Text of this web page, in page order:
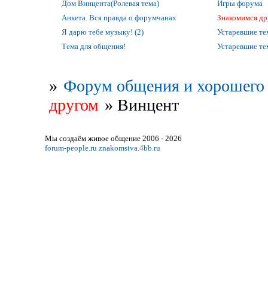
Дом Винцента(Ролевая тема)
Игры форума
Анкета. Вся правда о форумчанах
Знакомимся
Я дарю тебе музыку! (2)
Устаревшие
Тема для общения!
Устаревшие
» Форум общения и хорошего
другом » Винцент
Мы создаём живое общение 2006 - 2026
forum-people.ru znakomstva.4bb.ru